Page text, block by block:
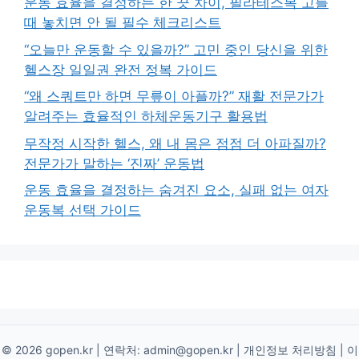
때 놓치면 안 될 필수 체크리스트
“오늘만 운동할 수 있을까?” 고민 중인 당신을 위한
헬스장 일일권 완전 정복 가이드
“왜 스쿼트만 하면 무릎이 아플까?” 재활 전문가가
알려주는 효율적인 하체운동기구 활용법
무작정 시작한 헬스, 왜 내 몸은 점점 더 아파질까?
전문가가 말하는 ‘진짜’ 운동법
운동 효율을 결정하는 숨겨진 요소, 실패 없는 여자
운동복 선택 가이드
© 2026 gopen.kr | 연락처: admin@gopen.kr| 개인정보 처리방침 이